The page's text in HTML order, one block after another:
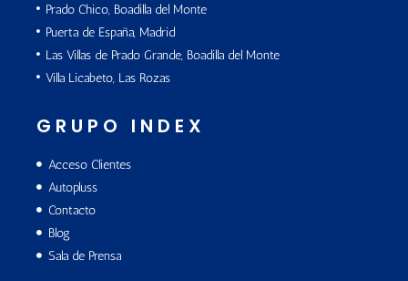
Prado Chico, Boadilla del Monte
Puerta de España, Madrid
Las Villas de Prado Grande, Boadilla del Monte
Villa Licabeto, Las Rozas
GRUPO INDEX
Acceso Clientes
Autopluss
Contacto
Blog
Sala de Prensa